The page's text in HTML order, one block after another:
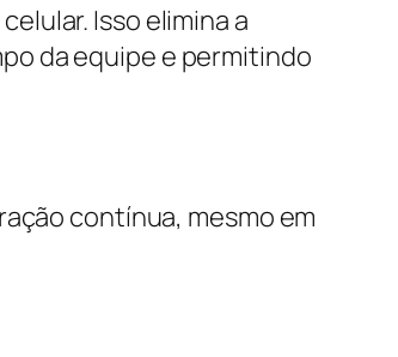
Isso elimina a
da equipe e permitindo
contínua, mesmo em